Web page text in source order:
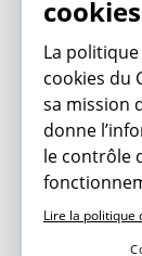
cookies
La
cookies du
sa mission
donne
le contrôle
Lire la politique